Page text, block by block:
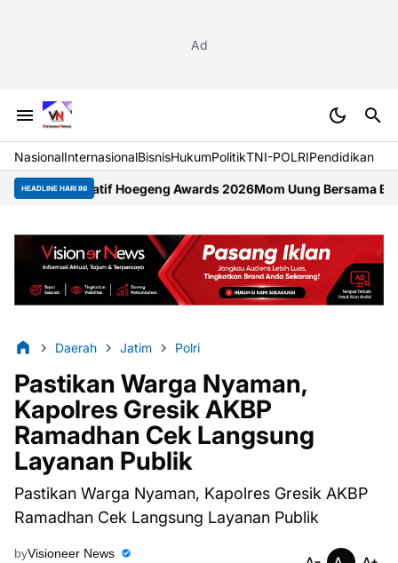
Ad
NasionalInternasionalBisnisHukumPolitikTNI-POLRIPendidikan
HEADLINE HARI INI
Hoegeng Awards 2026Mom Uung Bersama Bidanku Afita
Daerah Jatim Polri
Pastikan Warga Nyaman,
Kapolres Gresik AKBP
Ramadhan Cek Langsung
Layanan Publik
Pastikan Warga Nyaman, Kapolres Gresik AKBP
Ramadhan Cek Langsung Layanan Publik
byVisioneer News